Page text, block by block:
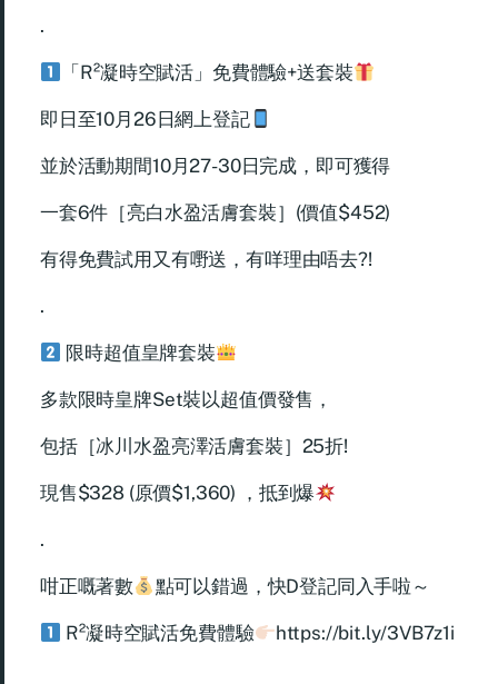
.
「R²凝時空賦活」免費體驗+送套裝
即日至10月26日網上登記
並於活動期間10月27-30日完成，即可獲得
一套6件［亮白水盈活膚套裝］(價值$452)
有得免費試用又有嘢送，有咩理由唔去?!
.
限時超值皇牌套裝
多款限時皇牌Set裝以超值價發售，
包括［冰川水盈亮澤活膚套裝］25折!
現售$328 (原價$1,360) ，抵到爆
.
咁正嘅著數 點可以錯過，快D登記同入手啦～
R²凝時空賦活免費體驗 https://bit.ly/3VB7z1i